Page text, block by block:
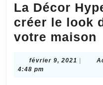
La Décor
créer le look
votre maison
février 9, 2021 février
4:48 pm